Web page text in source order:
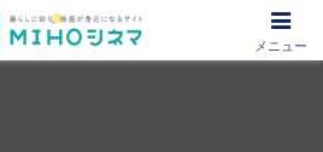
なたの映画図書館『MIHOシネマ』
メニュー